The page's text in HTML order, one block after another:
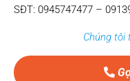
SĐT: 0945747477 –
Chúng tôi